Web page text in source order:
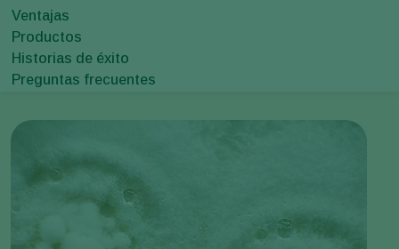
Ventajas
Productos
Historias de éxito
Preguntas frecuentes